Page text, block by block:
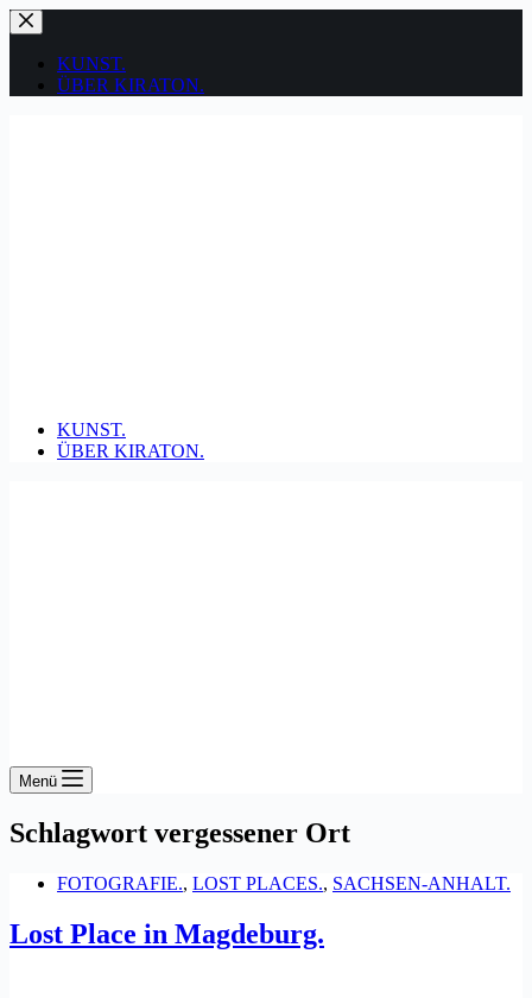
Zum
Inhalt
springenKUNST.
ÜBER KIRATON.
KUNST.
ÜBER KIRATON.
Menü
Schlagwort vergessener Ort
FOTOGRAFIE., LOST PLACES., SACHSEN-ANHALT.
Lost Place in Magdeburg.